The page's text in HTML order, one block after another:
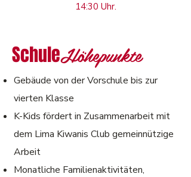
14:30 Uhr.
SchuleHöhepunkte
Gebäude von der Vorschule bis zur
vierten Klasse
K-Kids fördert in Zusammenarbeit mit
dem Lima Kiwanis Club gemeinnützige
Arbeit
Monatliche Familienaktivitäten,